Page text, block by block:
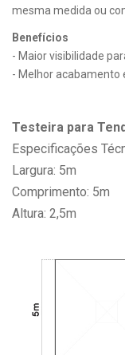
mesma medida ou
Benefícios
- Maior visibilidade
- Melhor acabamento
Testeira para
Especificações
Largura: 5m
Comprimento: 5m
Altura: 2,5m